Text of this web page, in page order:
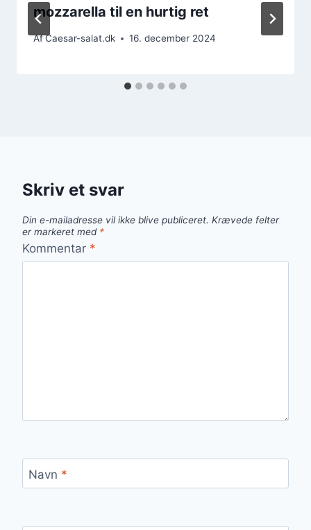
mozzarella til en hurtig ret
AfCaesar-salat.dk 16. december 2024
Skriv et svar
Din e-mailadresse vil ikke blive publiceret. Krævede felter
er markeret med *
Kommentar *
Navn *